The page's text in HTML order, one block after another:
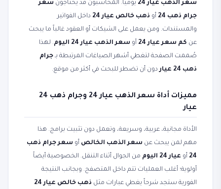
سعر الذهب عيار 24 يومياً. المحاسبون قد يحتاجون سعر
جرام ذهب 24
أو ذهب خالص عيار 24
داخل الفواتير
والمستندات. ومن يعمل على الشيكات أو العقود غالباً ما يبحث
عن كم سعر عيار 24 أو سعر الذهب عيار 24 اليوم
. لهذا
صُممت الصفحة لتغطي أشهر الصياغات المرتبطة بـ جرام
ذهب 24 عيار
دون أن تضطر للبحث في أكثر من موقع.
مميزات أداة سعر الذهب عيار 24 وجرام ذهب 24
عيار
الأداة مجانية، عربية، وسريعة، وتعمل دون تثبيت برامج. هذا
مهم لمن يبحث عن سعر الذهب الخالص أو سعر جرام ذهب
24 أو عيار 24 اليوم
من الجوال أثناء التنقل. الخصوصية أيضاً
أولوية؛ أغلب العمليات تتم داخل المتصفح. وبجانب النتيجة
الفورية ستجد شرحاً يغطي عبارات مثل ذهب خالص عيار 24